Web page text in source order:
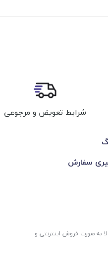
شرایط تعویض و مرجوعی
سفارش
به صورت فروش اینترنتی و